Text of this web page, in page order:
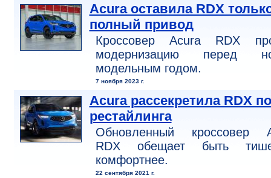
Acura оставила RDX
полный привод
Кроссовер Acura RDX
модернизацию перед
модельным годом.
7 ноября 2023 г.
Acura рассекретила RDX
рестайлинга
Обновленный кроссовер
RDX обещает быть
комфортнее.
22 сентября 2021 г.